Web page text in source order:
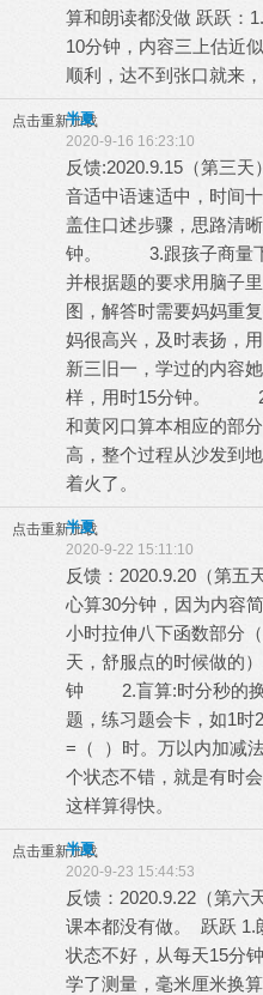
算和朗读都没做 跃跃
10分钟，内容三上估近
顺利，达不到张口就来
点击重新加载
半夏
2020-9-16 16:23:10
反馈:2020.9.15（第三
音适中语速适中，时
盖住口述步骤，思路清
钟。 3.跟孩子商量下
并根据题的要求用脑子
图，解答时需要妈妈重
妈很高兴，及时表扬，
新三旧一，学过的内容
样，用时15分钟。 2.
和黄冈口算本相应的部
高，整个过程从沙发到
着火了。
点击重新加载
半夏
2020-9-22 15:11:10
反馈：2020.9.20（第五
心算30分钟，因为内容
小时拉伸八下函数部分
天，舒服点的时候做的
钟 2.盲算:时分秒的换
题，练习题会卡，如1
=（ ）时。万以内加减
个状态不错，就是有时
这样算得快。
点击重新加载
半夏
2020-9-23 15:44:53
反馈：2020.9.22（第六
课本都没有做。 跃跃 1.
状态不好，从每天15
学了测量，毫米厘米换